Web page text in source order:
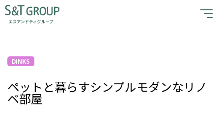
事業紹介
サステナビリティ
S&Tを知る
DINKS
ペットと暮らすシンプルモダンなリノ
ベ部屋